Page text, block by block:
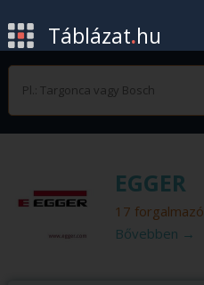
Táblázat.hu
EGGER
17 forgalmazó
Bővebben →